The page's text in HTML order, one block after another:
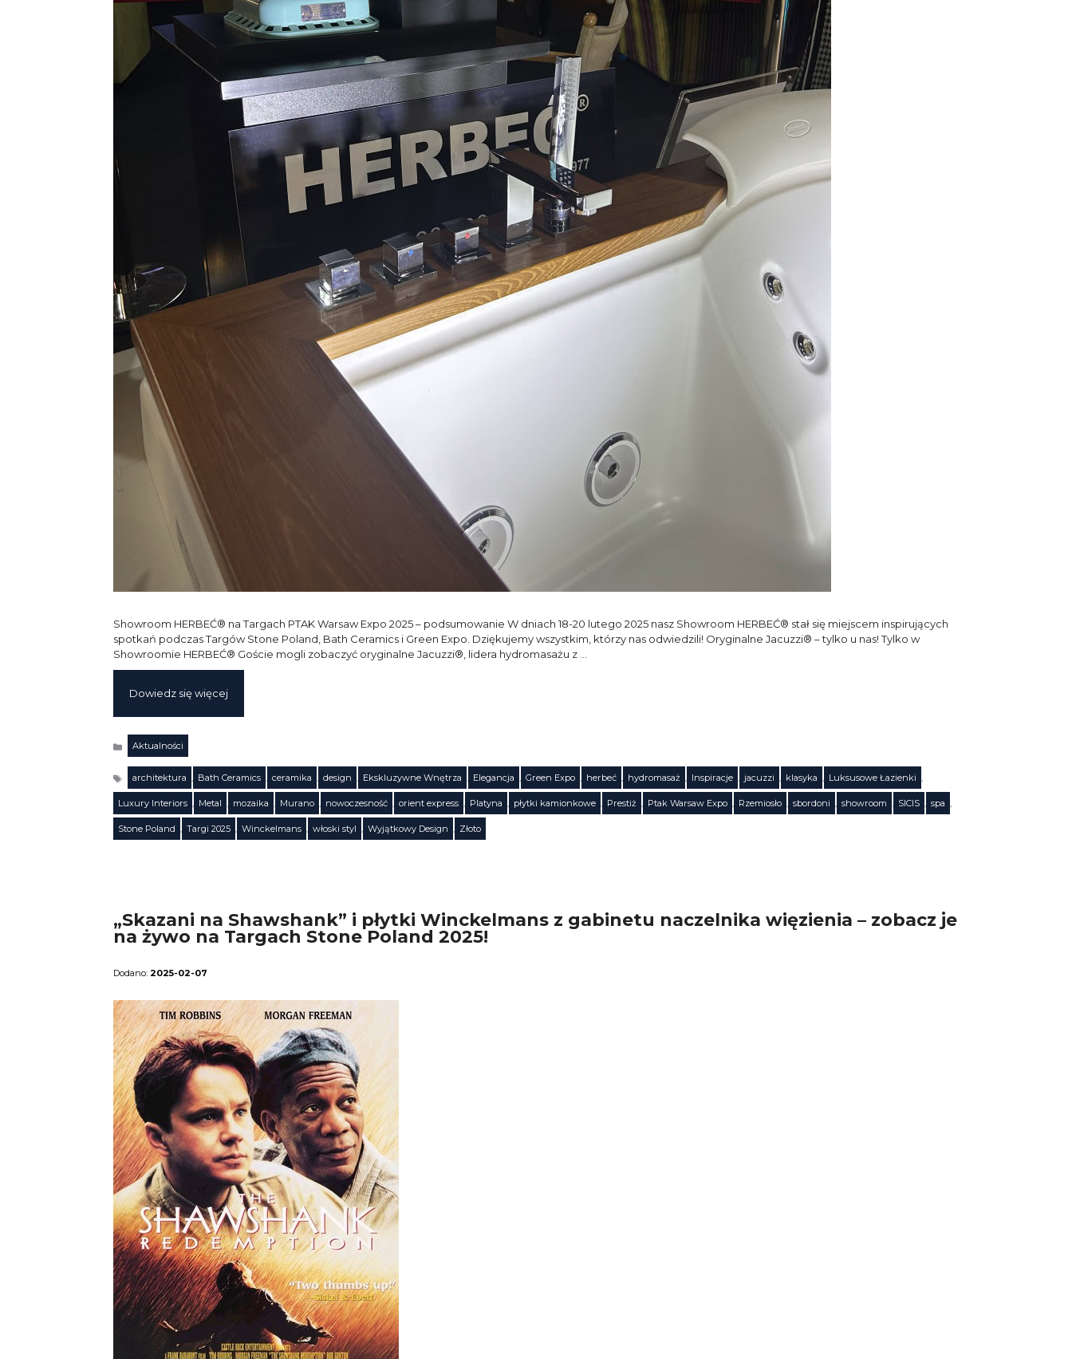
Showroom HERBEĆ® na Targach PTAK Warsaw Expo 2025 – podsumowanie W dniach 18-20 lutego 2025 nasz Showroom HERBEĆ® stał się miejscem inspirujących
spotkań podczas Targów Stone Poland, Bath Ceramics i Green Expo. Dziękujemy wszystkim, którzy nas odwiedzili! Oryginalne Jacuzzi® – tylko u nas! Tylko w
Showroomie HERBEĆ® Goście mogli zobaczyć oryginalne Jacuzzi®, lidera hydromasażu z …
Dowiedz się więcej
KategorieAktualności
Tagi
architektura , Bath Ceramics , ceramika , design , Ekskluzywne Wnętrza , Elegancja , Green Expo , herbeć , hydromasaż , Inspiracje , jacuzzi , klasyka , Luksusowe Łazienki ,
Luxury Interiors , Metal , mozaika , Murano , nowoczesność , orient express , Platyna , płytki kamionkowe , Prestiż , Ptak Warsaw Expo , Rzemiosło , sbordoni , showroom , SICIS , spa ,
Stone Poland , Targi 2025 , Winckelmans , włoski styl , Wyjątkowy Design , Złoto
„Skazani na Shawshank” i płytki Winckelmans z gabinetu naczelnika więzienia – zobacz je
na żywo na Targach Stone Poland 2025!
2025-02-07